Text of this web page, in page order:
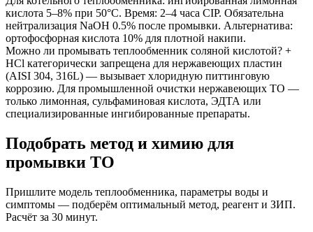
кислота 5–8% при 50°C. Время: 2–4 часа CIP. Обязательна
нейтрализация NaOH 0.5% после промывки. Альтернатива:
ортофосфорная кислота 10% для плотной накипи.
Можно ли промывать теплообменник соляной кислотой? +
HCl категорически запрещена для нержавеющих пластин
(AISI 304, 316L) — вызывает хлоридную питтинговую
коррозию. Для промышленной очистки нержавеющих ТО —
только лимонная, сульфаминовая кислота, ЭДТА или
специализированные ингибированные препараты.
Подобрать метод и химию для
промывки ТО
Пришлите модель теплообменника, параметры воды и
симптомы — подберём оптимальный метод, реагент и ЗИП.
Расчёт за 30 минут.